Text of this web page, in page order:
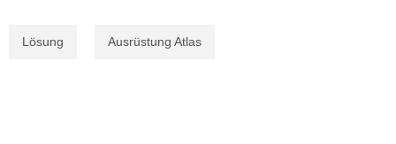
Lösung Ausrüstung Atlas